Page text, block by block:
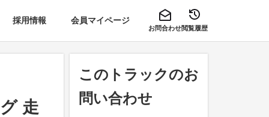
採用情報 会員マイページ
お問合わせ閲覧履歴
走
このトラックのお
問い合わせ